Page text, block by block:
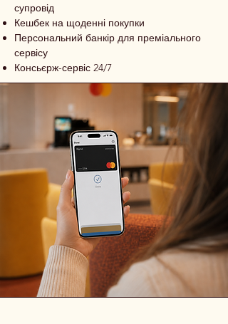
супровід
Кешбек на щоденні покупки
Персональний банкір для преміального
сервісу
Консьєрж-сервіс 24/7